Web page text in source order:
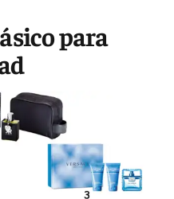
para